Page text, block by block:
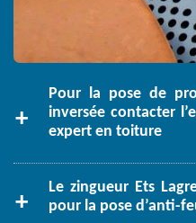
Pour la pose de
inversée contacter
expert en toiture
Le zingueur Ets
pour la pose d’anti-